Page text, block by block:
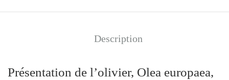
Description
Présentation de l’olivier, Olea europaea,